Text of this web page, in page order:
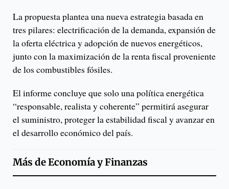
La propuesta plantea una nueva estrategia basada en
tres pilares: electrificación de la demanda, expansión de
la oferta eléctrica y adopción de nuevos energéticos,
junto con la maximización de la renta fiscal proveniente
de los combustibles fósiles.
El informe concluye que solo una política energética
“responsable, realista y coherente” permitirá asegurar
el suministro, proteger la estabilidad fiscal y avanzar en
el desarrollo económico del país.
Más deEconomía y Finanzas